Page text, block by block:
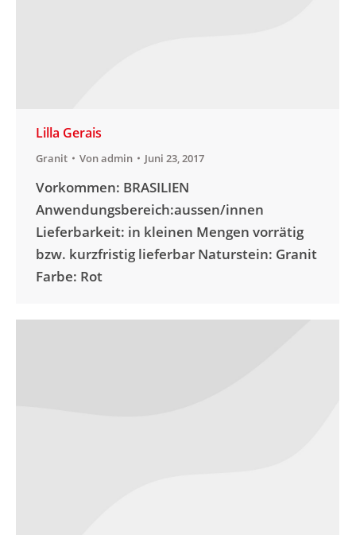
Lilla Gerais
Granit Vonadmin Juni 23, 2017
Vorkommen: BRASILIEN
Anwendungsbereich:aussen/innen
Lieferbarkeit: in kleinen Mengen vorrätig
bzw. kurzfristig lieferbar Naturstein: Granit
Farbe: Rot